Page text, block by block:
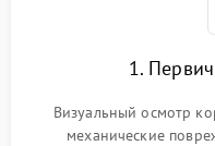
1.
Визуальный осмотр
механические